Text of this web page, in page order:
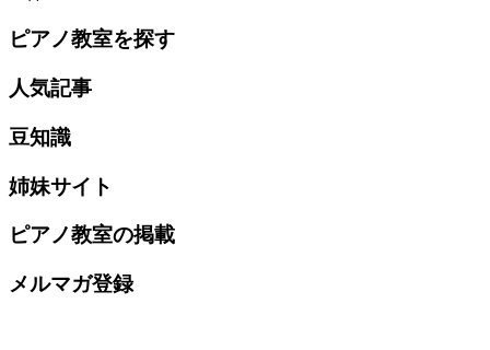
ピアノ教室を探す
人気記事
豆知識
姉妹サイト
ピアノ教室の掲載
メルマガ登録